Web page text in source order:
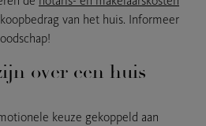
van het huis. Informeer
over een huis
keuze gekoppeld aan